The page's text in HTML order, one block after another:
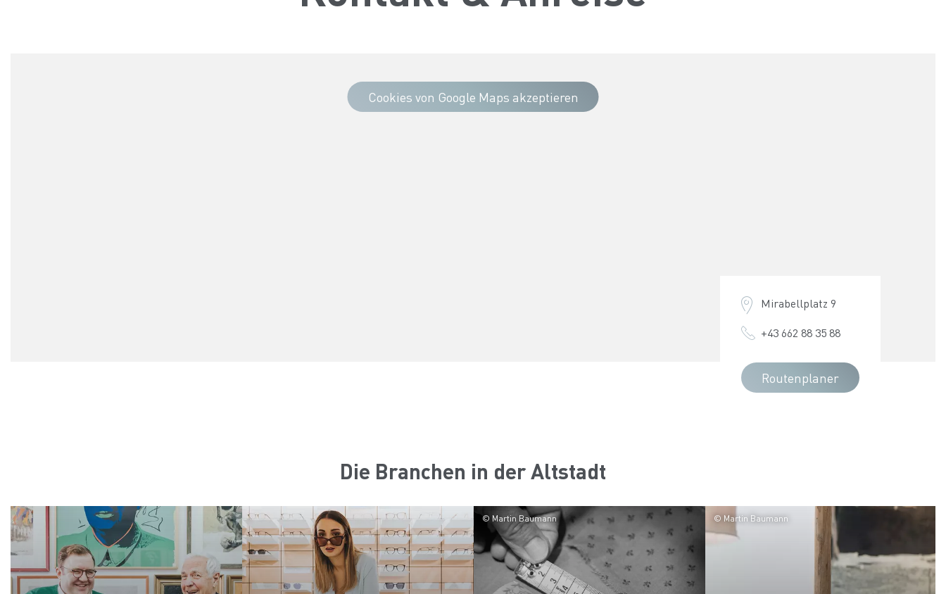
Cookies von Google Maps akzeptieren
Mirabellplatz 9
+43 662 88 35 88
Routenplaner
Die Branchen in der Altstadt
© Martin Baumann © Martin Baumann